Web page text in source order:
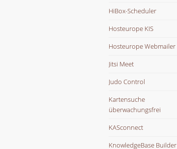
HiBox-Scheduler
Hosteurope KIS
Hosteurope Webmailer
Jitsi Meet
Judo Control
Kartensuche
überwachungsfrei
KASconnect
KnowledgeBase Builder